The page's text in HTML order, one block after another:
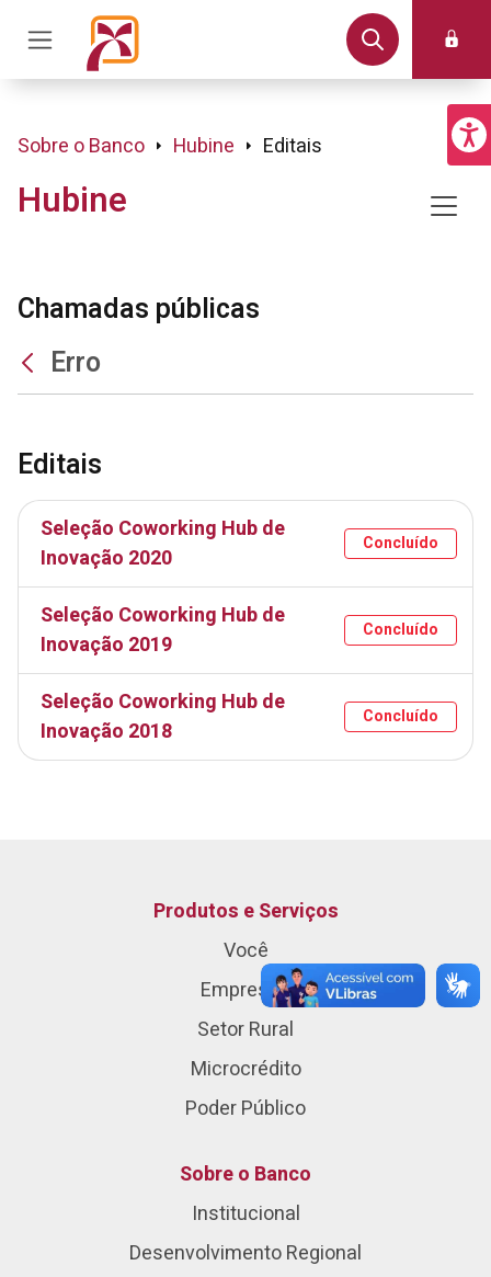
Sobre o Banco Hubine Editais
Hubine
Chamadas públicas
Erro
Editais
Seleção Coworking Hub de
Inovação 2020
Concluído
Seleção Coworking Hub de
Inovação 2019
Concluído
Seleção Coworking Hub de
Inovação 2018
Concluído
Produtos e Serviços
Você
Empresas
Setor Rural
Microcrédito
Poder Público
Sobre o Banco
Institucional
Desenvolvimento Regional